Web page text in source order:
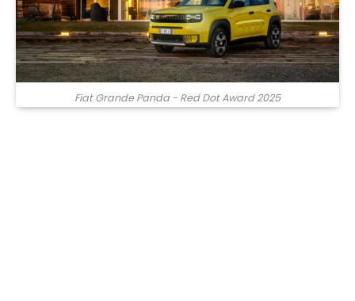
Fiat Grande Panda - Red Dot Award 2025